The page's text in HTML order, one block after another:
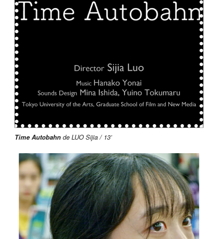
Time Autobahn de LUO Sijia / 13’